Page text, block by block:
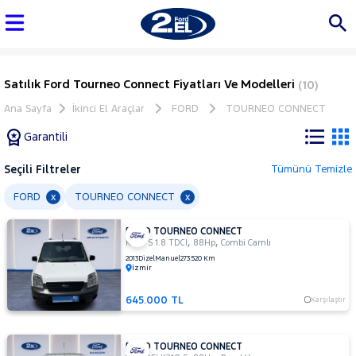
Satılık Ford Tourneo Connect Fiyatları Ve Modelleri (10)
Ana Sayfa İkinci El Araçlar FORD TOURNEO CONNECT
Garantili
Tüm
Araçlar
AUDI
BMC
BMW
BYD
Seçili Filtreler Tümünü Temizle
FORD x TOURNEO CONNECT x
FORD TOURNEO CONNECT
K210 S 1.8 TDCI , 88Hp,Combi Camlı
2013DizelManuel273.520 Km
İzmir
645.000 TL Karşılaştır
FORD TOURNEO CONNECT